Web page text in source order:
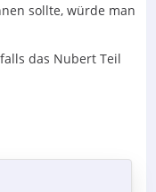
sollte, würde man
das Nubert Teil